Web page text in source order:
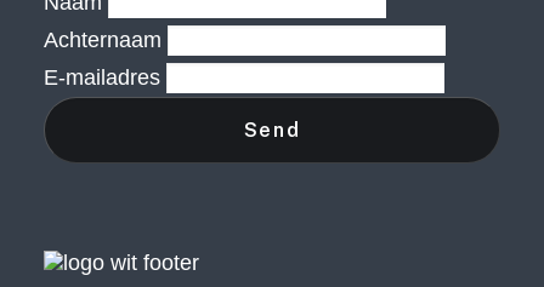
Achternaam
E-mailadres